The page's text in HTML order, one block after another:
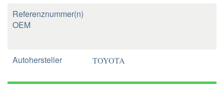
Referenznummer(n)
OEM
Autohersteller TOYOTA